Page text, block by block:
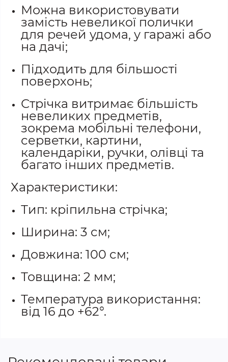
Можна використовувати
замість невеликої полички
для речей удома, у гаражі або
на дачі;
Підходить для більшості
поверхонь;
Стрічка витримає більшість
невеликих предметів,
зокрема мобільні телефони,
серветки, картини,
календаріки, ручки, олівці та
багато інших предметів.
Характеристики:
Тип: кріпильна стрічка;
Ширина: 3 см;
Довжина: 100 см;
Товщина: 2 мм;
Температура використання:
від 16 до +62°.